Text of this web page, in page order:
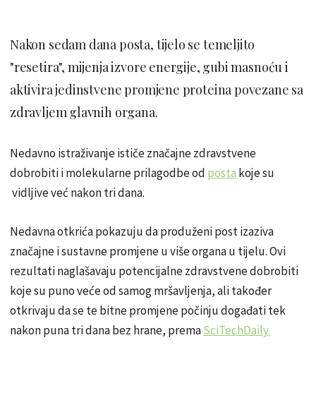
Nakon sedam dana posta, tijelo se temeljito
"resetira", mijenja izvore energije, gubi masnoću i
aktivira jedinstvene promjene proteina povezane sa
zdravljem glavnih organa.
Nedavno istraživanje ističe značajne zdravstvene
dobrobiti i molekularne prilagodbe od posta koje su
vidljive već nakon tri dana.
Nedavna otkrića pokazuju da produženi post izaziva
značajne i sustavne promjene u više organa u tijelu. Ovi
rezultati naglašavaju potencijalne zdravstvene dobrobiti
koje su puno veće od samog mršavljenja, ali također
otkrivaju da se te bitne promjene počinju događati tek
nakon puna tri dana bez hrane, premaSciTechDaily.